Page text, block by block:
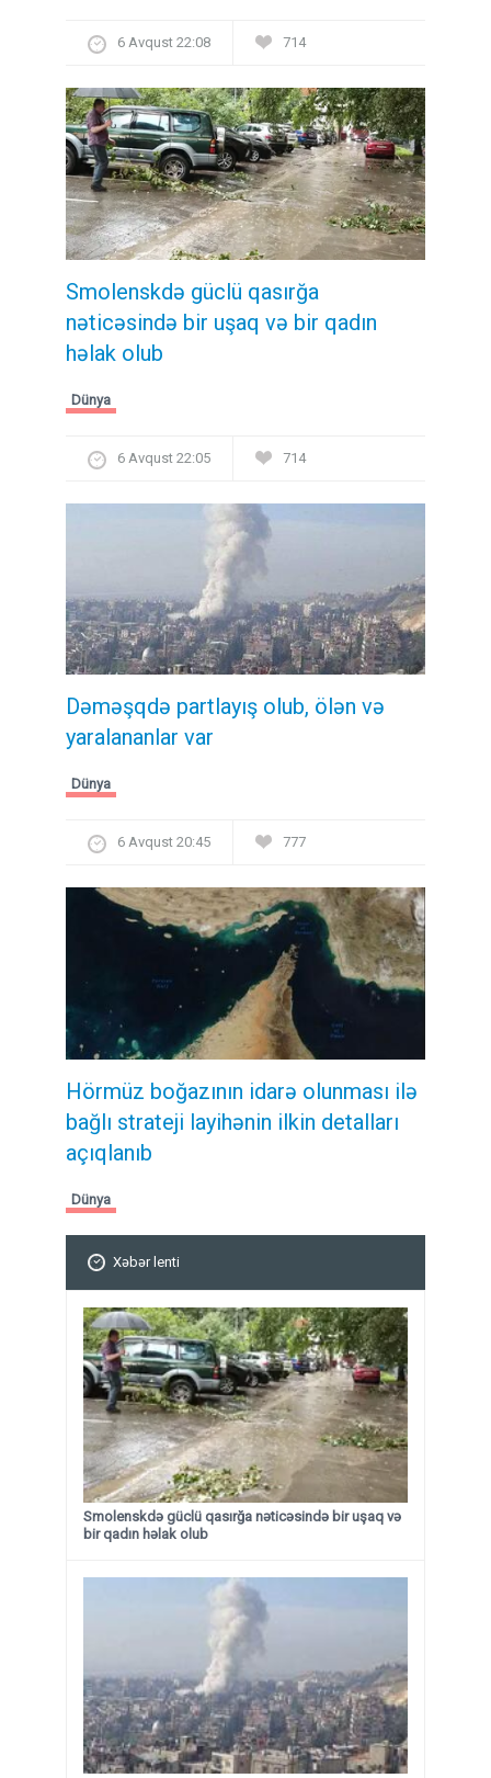
6 Avqust 22:08 714
Smolenskdə güclü qasırğa
nəticəsində bir uşaq və bir qadın
həlak olub
Dünya
6 Avqust 22:05 714
Dəməşqdə partlayış olub, ölən və
yaralananlar var
Dünya
6 Avqust 20:45 777
Hörmüz boğazının idarə olunması ilə
bağlı strateji layihənin ilkin detalları
açıqlanıb
Dünya
Xəbər lenti
Smolenskdə güclü qasırğa nəticəsində bir uşaq və
bir qadın həlak olub